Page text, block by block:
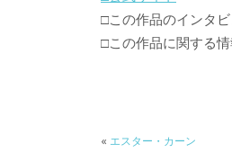
□この作品のインタ
□この作品に関する
« エスター・カーン